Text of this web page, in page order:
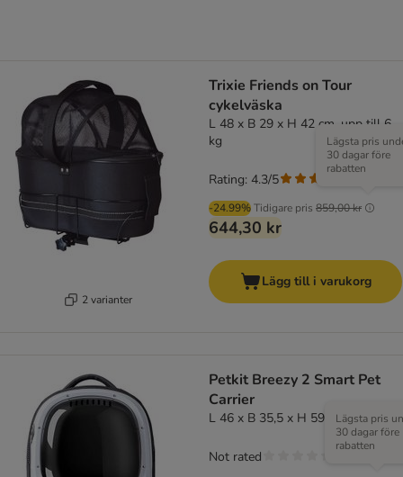
2 varianter
Trixie Friends on Tour
cykelväska
L 48 x B 29 x H 42 cm, upp till 6
kg
-24.99%Tidigare pris 859,00 kr
Lägsta pris
30 dagar före
rabatten
644,30 kr
Rating: 4.3/5
Lägg till i varukorg
Petkit Breezy 2 Smart Pet
Carrier
L 46 x B 35,5 x H 59 cmLägsta pris
30 dagar före
rabatten
Not rated